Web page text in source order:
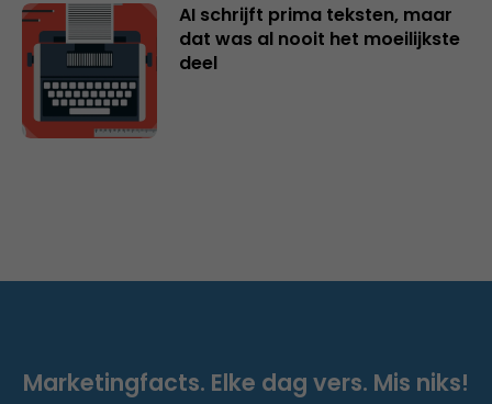
AI schrijft prima teksten, maar
dat was al nooit het moeilijkste
deel
Marketingfacts. Elke dag vers. Mis niks!